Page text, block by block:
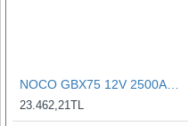
23.462,21TL